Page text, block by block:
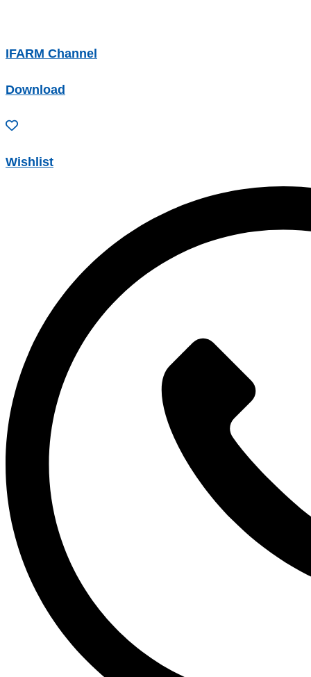
IFARM Channel
Download
Wishlist